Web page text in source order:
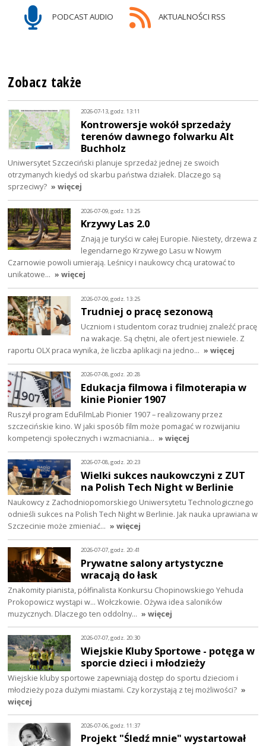
PODCAST AUDIO AKTUALNOŚCI RSS
Zobacz także
2026-07-13, godz. 13:11
Kontrowersje wokół sprzedaży
terenów dawnego folwarku Alt
Buchholz
Uniwersytet Szczeciński planuje sprzedaż jednej ze swoich
otrzymanych kiedyś od skarbu państwa działek. Dlaczego są
sprzeciwy? » więcej
2026-07-09, godz. 13:25
Krzywy Las 2.0
Znają je turyści w całej Europie. Niestety, drzewa z
legendarnego Krzywego Lasu w Nowym
Czarnowie powoli umierają. Leśnicy i naukowcy chcą uratować to
unikatowe… » więcej
2026-07-09, godz. 13:25
Trudniej o pracę sezonową
Uczniom i studentom coraz trudniej znaleźć pracę
na wakacje. Są chętni, ale ofert jest niewiele. Z
raportu OLX praca wynika, że liczba aplikacji na jedno… » więcej
2026-07-08, godz. 20:28
Edukacja filmowa i filmoterapia w
kinie Pionier 1907
Ruszył program EduFilmLab Pionier 1907 – realizowany przez
szczecińskie kino. W jaki sposób film może pomagać w rozwijaniu
kompetencji społecznych i wzmacniania… » więcej
2026-07-08, godz. 20:23
Wielki sukces naukowczyni z ZUT
na Polish Tech Night w Berlinie
Naukowcy z Zachodniopomorskiego Uniwersytetu Technologicznego
odnieśli sukces na Polish Tech Night w Berlinie. Jak nauka uprawiana w
Szczecinie może zmieniać… » więcej
2026-07-07, godz. 20:41
Prywatne salony artystyczne
wracają do łask
Znakomity pianista, półfinalista Konkursu Chopinowskiego Yehuda
Prokopowicz wystąpi w… Wołczkowie. Ożywa idea saloników
muzycznych. Dlaczego ten oddolny… » więcej
2026-07-07, godz. 20:30
Wiejskie Kluby Sportowe - potęga w
sporcie dzieci i młodzieży
Wiejskie kluby sportowe zapewniają dostęp do sportu dzieciom i
młodzieży poza dużymi miastami. Czy korzystają z tej możliwości? »
więcej
2026-07-06, godz. 11:37
Projekt "Śledź mnie" wystartował